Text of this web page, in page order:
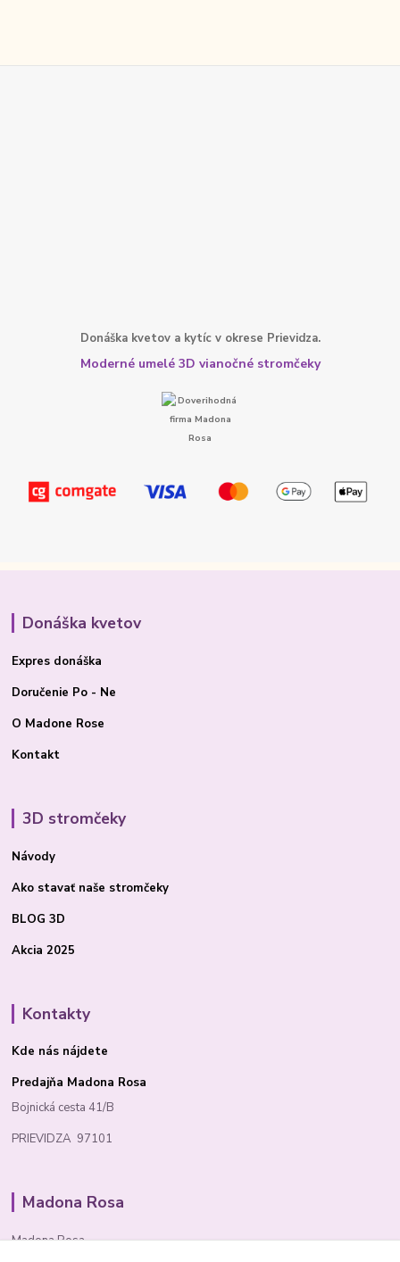
Donáška kvetov a kytíc v okrese Prievidza.
Moderné umelé 3D vianočné stromčeky
Donáška kvetov
Expres donáška
Doručenie Po - Ne
O Madone Rose
Kontakt
3D stromčeky
Návody
Ako stavať naše stromčeky
BLOG 3D
Akcia 2025
Kontakty
Kde nás nájdete
Predajňa Madona Rosa
Bojnická cesta 41/B
PRIEVIDZA 97101
Madona Rosa
Madona Rosa